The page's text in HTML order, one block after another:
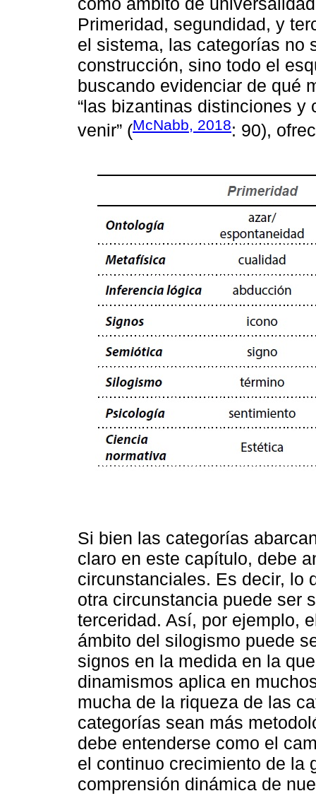
Primeridad, segundidad, y
el sistema, las categorías no
construcción, sino todo el
buscando evidenciar de qué
“las bizantinas distinciones
venir” (McNabb, 2018: 90),
Si bien las categorías
claro en este capítulo, debe
circunstanciales. Es decir, lo
otra circunstancia puede ser
terceridad. Así, por ejemplo,
ámbito del silogismo puede
signos en la medida en la
dinamismos aplica en
mucha de la riqueza de las
categorías sean más
debe entenderse como el
el continuo crecimiento de la
comprensión dinámica de